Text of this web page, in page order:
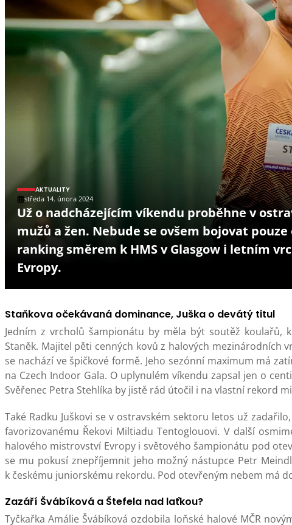
AKTUALITY
středa 14. února 2024
Už o nadcházejícím víkendu proběhne v
mužů a žen. Nebude se ovšem bojovat
ranking směrem k HMS v Glasgow i letním
Evropy.
Staňkova očekávaná dominance, Juška o devátý titul
Jedním z vrcholů šampionátu by měla být soutěž koulařů,
Staněk. Majitel pěti cenných kovů z halových
se nachází ve špičkové formě. Jeho sezónní maximum má
na Czech Indoor Gala. O uplynulém víkendu zapsal jen o
Svěřenec Petra Stehlíka by jistě rád útočil i na vlastní rekord
Také Radku Juškovi se v ostravském sektoru letos už
favorizovanému Řekovi Miltiadu Tentoglouovi. V další
halového mistrovství Evropy i světového šampionátu pod
se mu pokusí znepříjemnit jeho možný nástupce Petr
k českému juniorskému rekordu. Pod otevřeným nebem má
Zazáří Švábíková a Štefela nad laťkou?
Tyčkařka Amálie Švábíková ozdobila loňské halové MČR